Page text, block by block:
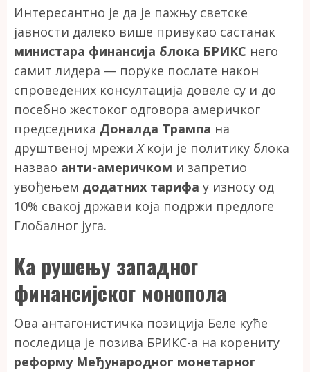
Интересантно је да је пажњу светске
јавности далеко више привукао састанак
министара финансија блока БРИКС него
самит лидера — поруке послате након
спроведених консултација довеле су и до
посебно жестоког одговора америчког
председника Доналда Трампа на
друштвеној мрежиXкоји је политику блока
назвао анти-америчком и запретио
увођењем додатних тарифа у износу од
10% свакој држави која подржи предлоге
Глобалног југа.
Ка рушењу западног
финансијског монопола
Ова антагонистичка позиција Беле куће
последица је позива БРИКС-а на корениту
реформу Међународног монетарног